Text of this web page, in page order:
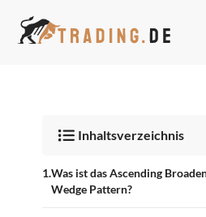
Inhalt
Inhaltsverzeichnis
Was ist das Ascending
Wedge Pattern?